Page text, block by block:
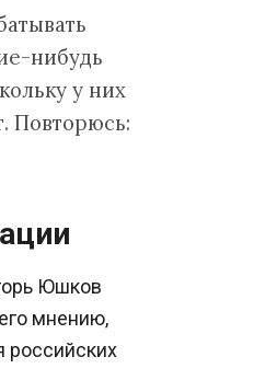
нибудь
у них
Повторюсь:
Юшков
мнению,
российских